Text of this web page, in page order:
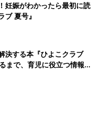
妊娠がわかったら最初に読
夏号』
決する本『ひよこクラブ
で、育児に役立つ情報が